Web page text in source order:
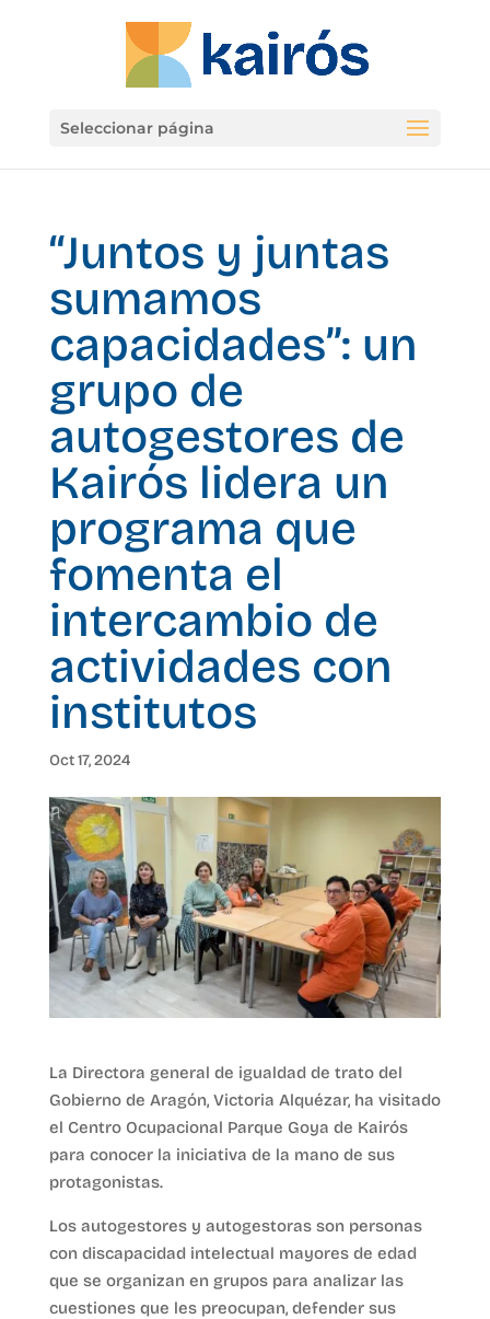
Seleccionar página
“Juntos y juntas
sumamos
capacidades”: un
grupo de
autogestores de
Kairós lidera un
programa que
fomenta el
intercambio de
actividades con
institutos
Oct 17, 2024
La Directora general de igualdad de trato del
Gobierno de Aragón, Victoria Alquézar, ha visitado
el Centro Ocupacional Parque Goya de Kairós
para conocer la iniciativa de la mano de sus
protagonistas.
Los autogestores y autogestoras son personas
con discapacidad intelectual mayores de edad
que se organizan en grupos para analizar las
cuestiones que les preocupan, defender sus